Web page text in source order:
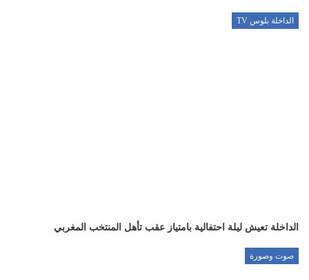
الداخلة بلوس TV
الداخلة تعيش ليلة احتفالية بامتياز عقب تأهل المنتخب المغربي
صوت وصورة